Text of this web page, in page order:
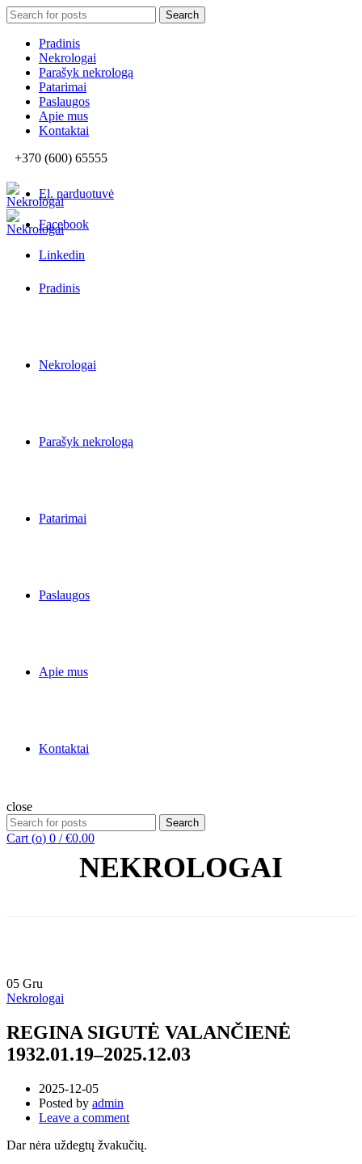
Search
for:
Search
Pradinis
Nekrologai
Parašyk nekrologą
Patarimai
Paslaugos
Apie mus
Kontaktai
+370 (600) 65555
El. parduotuvė
Facebook
Linkedin
Pradinis
Nekrologai
Parašyk nekrologą
Patarimai
Paslaugos
Apie mus
Kontaktai
close
Search
for:
Search
Cart (o) 0 / €0.00
NEKROLOGAI
05 Gru
Nekrologai
REGINA SIGUTĖ VALANČIENĖ
1932.01.19–2025.12.03
2025-12-05
Posted by admin
Leave a comment
Dar nėra uždegtų žvakučių.